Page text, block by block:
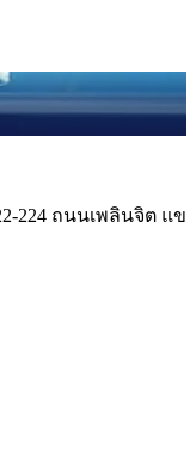
224 ถนนเพลินจิต แข